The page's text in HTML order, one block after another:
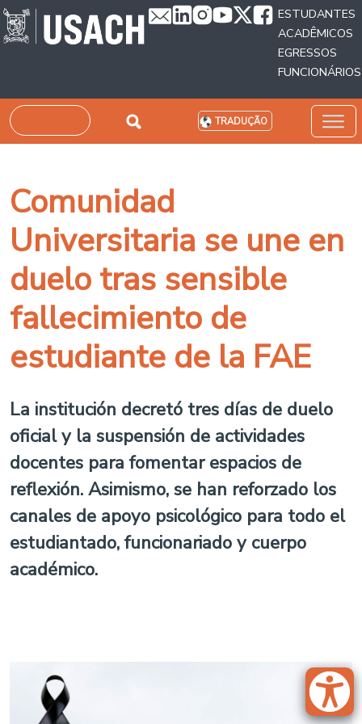
Passar para o conteúdo principal
ESTUDANTES
ACADÊMICOS
EGRESSOS
FUNCIONÁRIOS
Pesquisar TRADUÇÃO
Comunidad
Universitaria se une en
duelo tras sensible
fallecimiento de
estudiante de la FAE
La institución decretó tres días de duelo
oficial y la suspensión de actividades
docentes para fomentar espacios de
reflexión. Asimismo, se han reforzado los
canales de apoyo psicológico para todo el
estudiantado, funcionariado y cuerpo
académico.